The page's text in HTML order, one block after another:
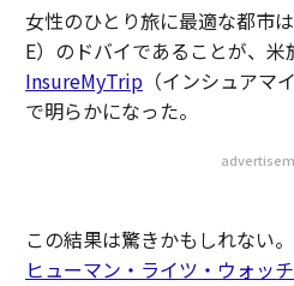
女性のひとり旅に最適な都市
E）のドバイであることが、米
InsureMyTrip（インシュアマ
で明らかになった。
この結果は驚きかもしれない
ヒューマン・ライツ・ウォッチ